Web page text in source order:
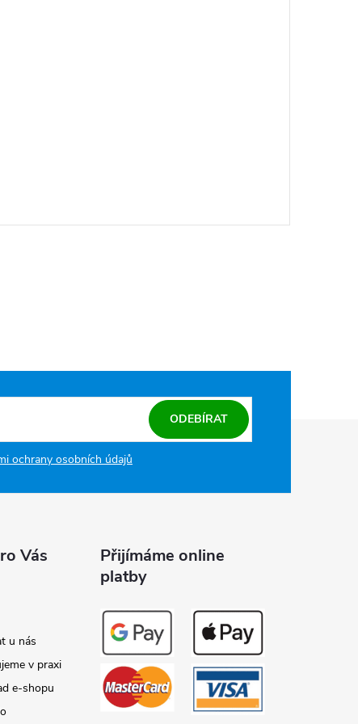
ochrany osobních údajů
ODEBÍRAT
Vás
u nás
v praxi
e-shopu
Přijímáme online
platby